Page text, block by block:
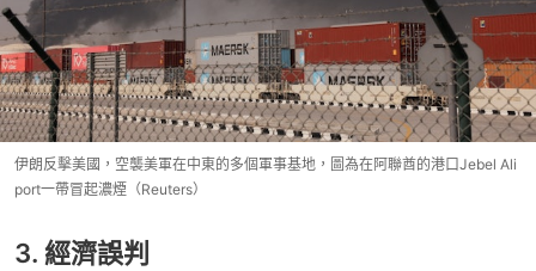
伊朗反擊美國，空襲美軍在中東的多個軍事基地，圖為在阿聯酋的港口Jebel Ali
port一帶冒起濃煙（Reuters）
3. 經濟誤判